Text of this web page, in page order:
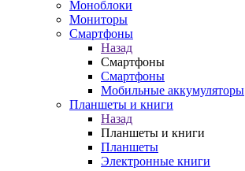
Моноблоки
Мониторы
Смартфоны
Назад
Смартфоны
Смартфоны
Мобильные аккумуляторы
Планшеты и книги
Назад
Планшеты и книги
Планшеты
Электронные книги